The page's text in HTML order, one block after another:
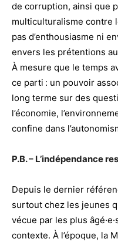
de corruption, ainsi que
multiculturalisme contre
pas d’enthousiasme ni
envers les prétentions
À mesure que le temps
ce parti : un pouvoir
long terme sur des
l’économie,
confine dans
P.B. – L’indépendance
Depuis le dernier
surtout chez les jeunes
vécue par les plus
contexte. À l’époque, la